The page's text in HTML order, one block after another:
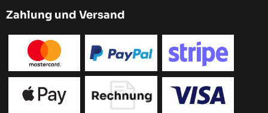
Zahlung und Versand